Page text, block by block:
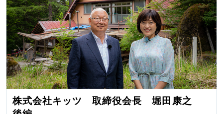
株式会社キッツ 取締役会長 堀田康之